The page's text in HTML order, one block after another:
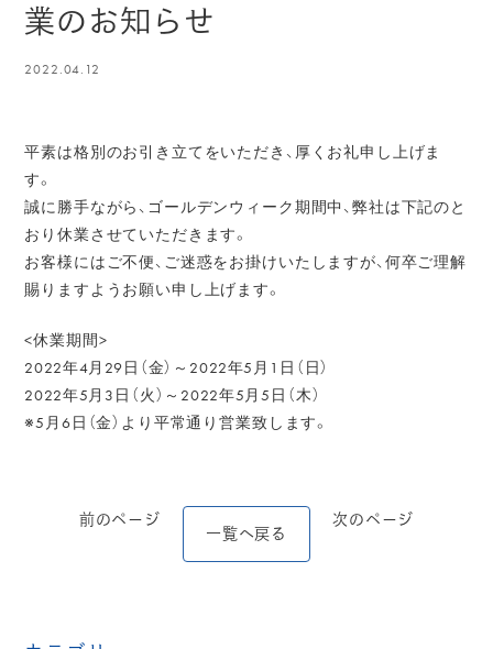
業のお知らせ
2022.04.12
平素は格別のお引き立てをいただき、厚くお礼申し上げま
す。
誠に勝手ながら、ゴールデンウィーク期間中、弊社は下記のと
おり休業させていただきます。
お客様にはご不便、ご迷惑をお掛けいたしますが、何卒ご理解
賜りますようお願い申し上げます。
<休業期間>
2022年4月29日（金）～2022年5月1日（日）
2022年5月3日（火）～2022年5月5日（木）
※5月6日（金）より平常通り営業致します。
前のページ
一覧へ戻る
次のページ